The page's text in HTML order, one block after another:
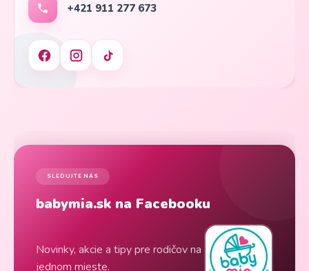
+421 911 277 673
SLEDUJTE NÁS
babymia.sk na Facebooku
Novinky, akcie a tipy pre rodičov na
jednom mieste.